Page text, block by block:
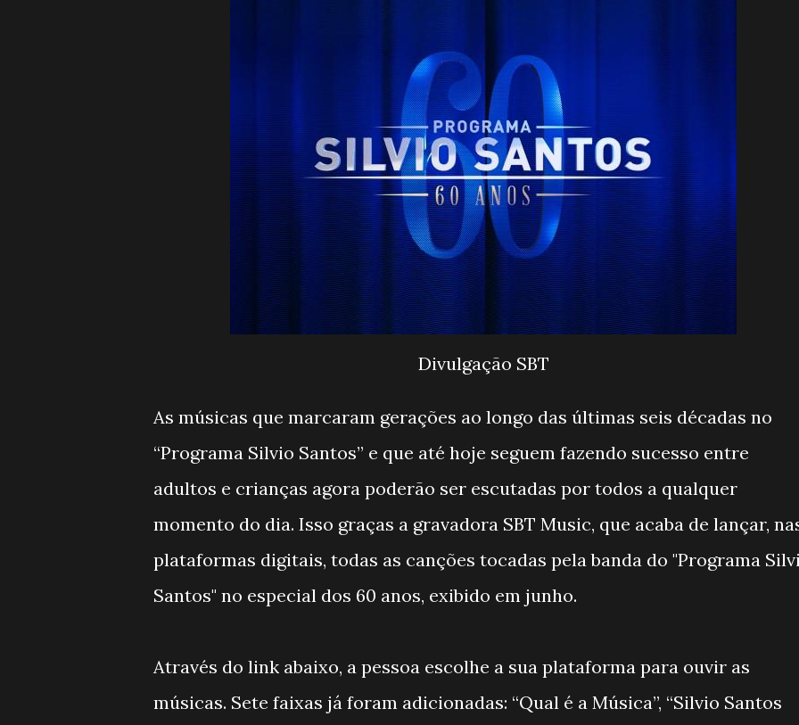
Divulgação SBT
As músicas que marcaram gerações ao longo das últimas seis décadas no
“Programa Silvio Santos” e que até hoje seguem fazendo sucesso entre
adultos e crianças agora poderão ser escutadas por todos a qualquer
momento do dia. Isso graças a gravadora SBT Music, que acaba de lançar,
plataformas digitais, todas as canções tocadas pela banda do "Programa
Santos" no especial dos 60 anos, exibido em junho.
Através do link abaixo, a pessoa escolhe a sua plataforma para ouvir as
músicas. Sete faixas já foram adicionadas: “Qual é a Música”, “Silvio Santos